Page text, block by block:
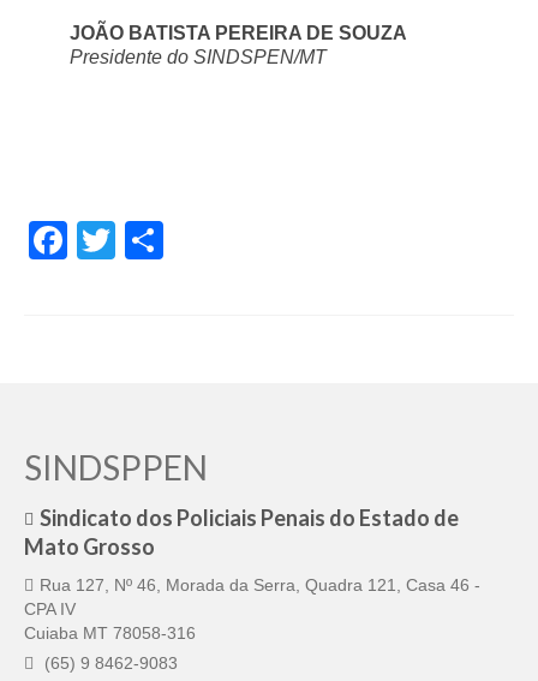
JOÃO BATISTA PEREIRA DE SOUZA
Presidente do SINDSPEN/MT
Facebook
Twitter
SINDSPPEN
Sindicato dos Policiais Penais do Estado de
Mato Grosso
Rua 127, Nº 46, Morada da Serra, Quadra 121, Casa 46 -
CPA IV
Cuiaba MT 78058-316
(65) 9 8462-9083